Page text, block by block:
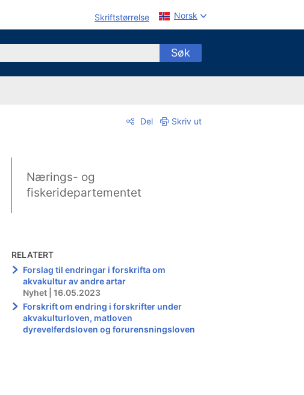
Skriftstørrelse Norsk
Søk
Del Skriv ut
Nærings- og
fiskeridepartementet
RELATERT
Forslag til endringar i forskrifta om
akvakultur av andre artar
Nyhet | 16.05.2023
Forskrift om endring i forskrifter under
akvakulturloven, matloven
dyrevelferdsloven og forurensningsloven